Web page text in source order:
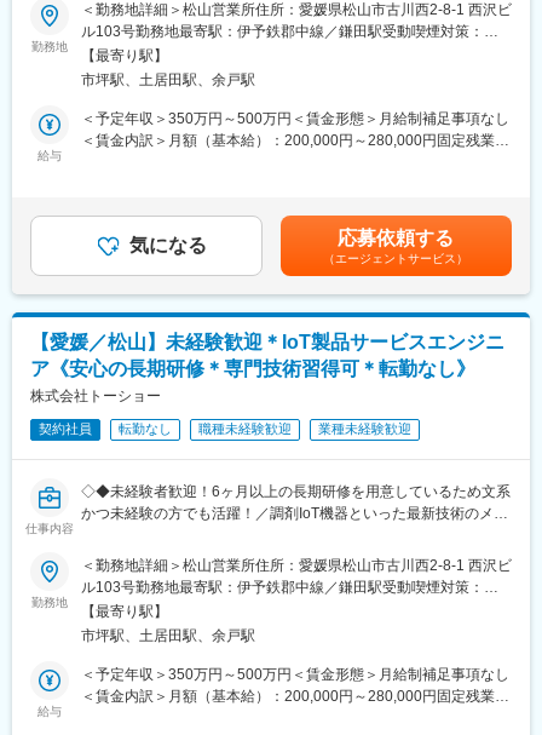
機械を実際に解体したり、組み立てたりする研修や、実際にコー
ルセンターに届くお問い合わせ内容を把握していただくための研
修等。、
これまでの「機械構造を理解し、見立てる力」はそのまま活かせ
ます。
■緊急呼び出しについて：
クリニックがお客様となる為、基本的に夜間に呼ばれることはあ
りません。一方でイレギュラーな自体に備えて当番制（自宅待
機）を取り入れており、万が一、対応（出動）が発生した場合、
代休を取得します。一時対応はコールセンターで行っておりま
す。
変更の範囲：会社の定める業務
【はじめに】
当ポジションは自社販売している大型IoT製品や薬剤システムの運
用～保守を担うシステムエンジニア職となっております。未経験
からチャレンジできる事に加えて、メーカー直雇用という貴重な
求人となっております。IT領域へキャリアチェンジされたい方歓
迎しております！
るため、社内でのデスクワークが6割、お客様先での業務が4割ほ
どとなります。また、外部のITベンダーとの打ち合わせ等もある
ため、関係者が多いのも当職種の特徴の一つとなります。
ます。
【ポジションの魅力】
・長期間の研修を用意しているため職種未経験＆技術的な知識が
全く無い方でも立ち上りが可能となっております。
・業界トップクラスの調剤システムやIoT製品を扱っており、業務
を通して最新の技術に触れることが可能です。
・正社員登用は前提の採用です。就業態度に問題がなければ原則
登用となり、業界トップクラスシェアを誇る優良企業の正社員と
して安定就業が可能です。（登用率98%、試験ノルマなし）
【同社の魅力】
◆医療業界に貢献：
最新のIoT技術に注力しており、これまで人の手でアナログに行わ
れていた薬剤管理を、全自動で管理、調整、計測、分包まで対応
ない医療現場の安心安全や、医療従事者の負担軽減に大きく貢献
しています。
勤務地
＜勤務地詳細＞松山営業所住所：愛媛県松山市古川西2-8-1 西沢ビ
ル103号勤務地最寄駅：伊予鉄郡中線／鎌田駅受動喫煙対策：屋
内全面禁煙変更の範囲：会社の定める事業所（リモートワーク含
む）
【最寄り駅】
市坪駅、土居田駅、余戸駅
給与
＜予定年収＞350万円～500万円＜賃金形態＞月給制補足事項なし
＜賃金内訳＞月額（基本給）：200,000円～280,000円固定残業手
＞※給与詳細は、年齢・スキルを考慮し決定します。■昇給：年1
回■賞与：年2回賃金はあくまでも目安の金額であり、選考を通じ
て上下する可能性があります。月給(月額)は固定手当を含めた表記
です。
気になる 応募依頼する
（エージェントサービス）
【愛媛／松山】未経験歓迎＊IoT製品サービスエンジニ
ア《安心の長期研修＊専門技術習得可＊転勤なし》
株式会社トーショー
契約社員 転勤なし 職種未経験歓迎 業種未経験歓迎
仕事内容
◇◆未経験者歓迎！6ヶ月以上の長期研修を用意しているため文系
かつ未経験の方でも活躍！／調剤IoT機器といった最新技術のメン
い方も歓迎！社会貢献性の高い仕事◆◇
【はじめに】
当ポジションはフィールドエンジニアと言われる、自社製品を購
入されたお客様先へ出向き、機械やシステムのメンテナンスを行
う技術職となります。
メンテナンススキルの市場価値は上昇の一途を辿っており、同社
勤務地
＜勤務地詳細＞松山営業所住所：愛媛県松山市古川西2-8-1 西沢ビ
ル103号勤務地最寄駅：伊予鉄郡中線／鎌田駅受動喫煙対策：屋
内全面禁煙変更の範囲：会社の定める事業所（リモートワーク含
む）
【最寄り駅】
市坪駅、土居田駅、余戸駅
給与
＜予定年収＞350万円～500万円＜賃金形態＞月給制補足事項なし
＜賃金内訳＞月額（基本給）：200,000円～280,000円固定残業手